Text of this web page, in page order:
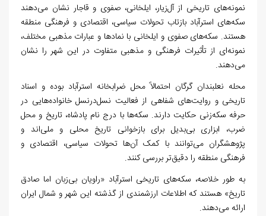
نمونه‌های تاریخی از آل‌زیار، ایلخانی، صفوی و قاجار نشان می‌دهند
سکه‌های استرآباد بازتاب تحولات سیاسی، اقتصادی و فرهنگی منطقه
هستند. سکه‌های صفوی و ایلخانی با نمادها و عبارات مذهبی مختلف،
نمونه‌ای از تأثیرات فرهنگی و مذهبی متفاوت در این شهر را نشان
می‌دهند.
محله نعلبندان گرگان احتمالاً محل ضرابخانه استرآباد بوده و اسناد
تاریخی و روایت‌های شفاهی از فعالیت نسل‌درنسل خانواده‌هایی در
حرفه سکه‌زنی حکایت دارند. سکه‌ها با درج نام پادشاه، تاریخ و محل
ضرب، ابزاری بی‌بدیل برای بازخوانی تاریخ محلی و ملی‌اند و
پژوهشگران می‌توانند با کمک آن‌ها تحولات سیاسی، اقتصادی و
فرهنگی منطقه را دقیق‌تر بررسی کنند.
به طور خلاصه، سکه‌های تاریخی استرآباد «راویان بی‌زبان اما صادق
تاریخ» هستند که اطلاعات ارزشمندی از گذشته این شهر و شمال ایران
ارائه می‌دهند.